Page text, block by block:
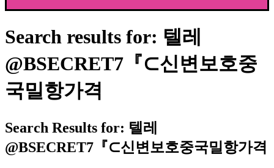
Search results for: 텔레
@BSECRET7『⊂신변보호중
국밀항가격
Search Results for: 텔레
@BSECRET7『⊂신변보호중국밀항가격